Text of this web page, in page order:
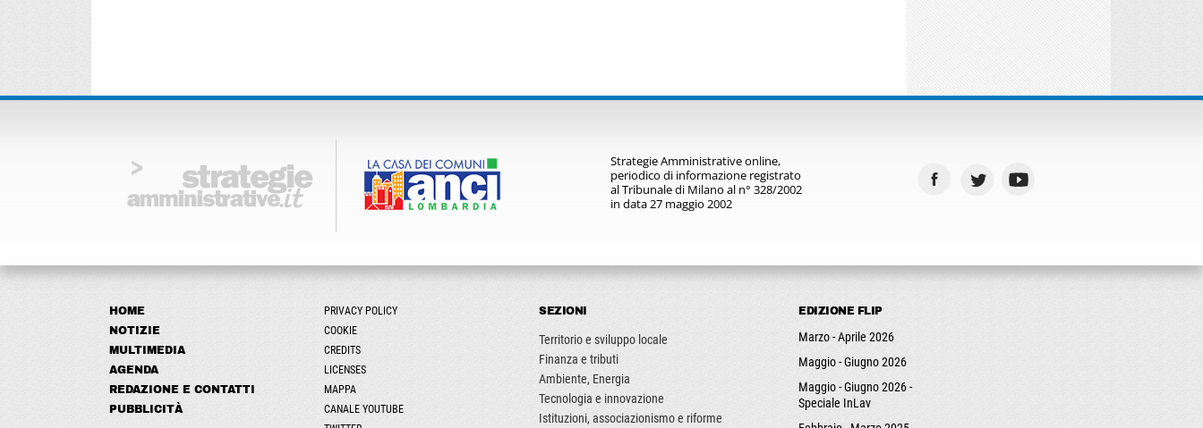
Strategie Amministrative online,
periodico di informazione registrato
al Tribunale di Milano al n° 328/2002
in data 27 maggio 2002
HOME
NOTIZIE
MULTIMEDIA
AGENDA
REDAZIONE E CONTATTI
PUBBLICITÀ
PRIVACY POLICY
COOKIE
CREDITS
LICENSES
MAPPA
CANALE YOUTUBE
SEZIONI
Territorio e sviluppo locale
Finanza e tributi
Ambiente, Energia
Tecnologia e innovazione
Istituzioni, associazionismo e riforme
EDIZIONE FLIP
Marzo - Aprile 2026
Maggio - Giugno 2026
Maggio - Giugno 2026 -
Speciale InLav